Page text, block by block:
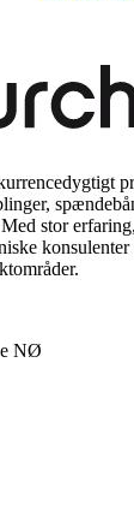
stor
NØ